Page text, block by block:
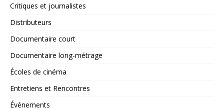
Critiques et journalistes
Distributeurs
Documentaire court
Documentaire long-métrage
Écoles de cinéma
Entretiens et Rencontres
Événements